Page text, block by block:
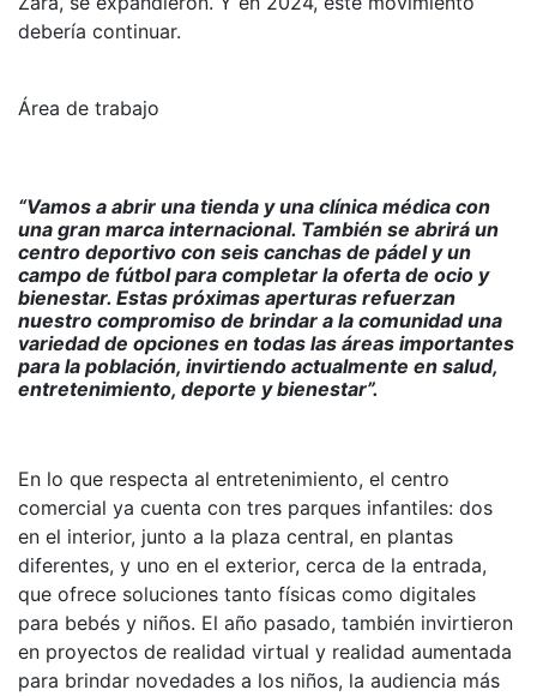
debería continuar.
Área de trabajo
“Vamos a abrir una tienda y una clínica médica con
una gran marca internacional. También se abrirá un
centro deportivo con seis canchas de pádel y un
campo de fútbol para completar la oferta de ocio y
bienestar. Estas próximas aperturas refuerzan
nuestro compromiso de brindar a la comunidad una
variedad de opciones en todas las áreas importantes
para la población, invirtiendo actualmente en salud,
entretenimiento, deporte y bienestar”.
En lo que respecta al entretenimiento, el centro
comercial ya cuenta con tres parques infantiles: dos
en el interior, junto a la plaza central, en plantas
diferentes, y uno en el exterior, cerca de la entrada,
que ofrece soluciones tanto físicas como digitales
para bebés y niños. El año pasado, también invirtieron
en proyectos de realidad virtual y realidad aumentada
para brindar novedades a los niños, la audiencia más